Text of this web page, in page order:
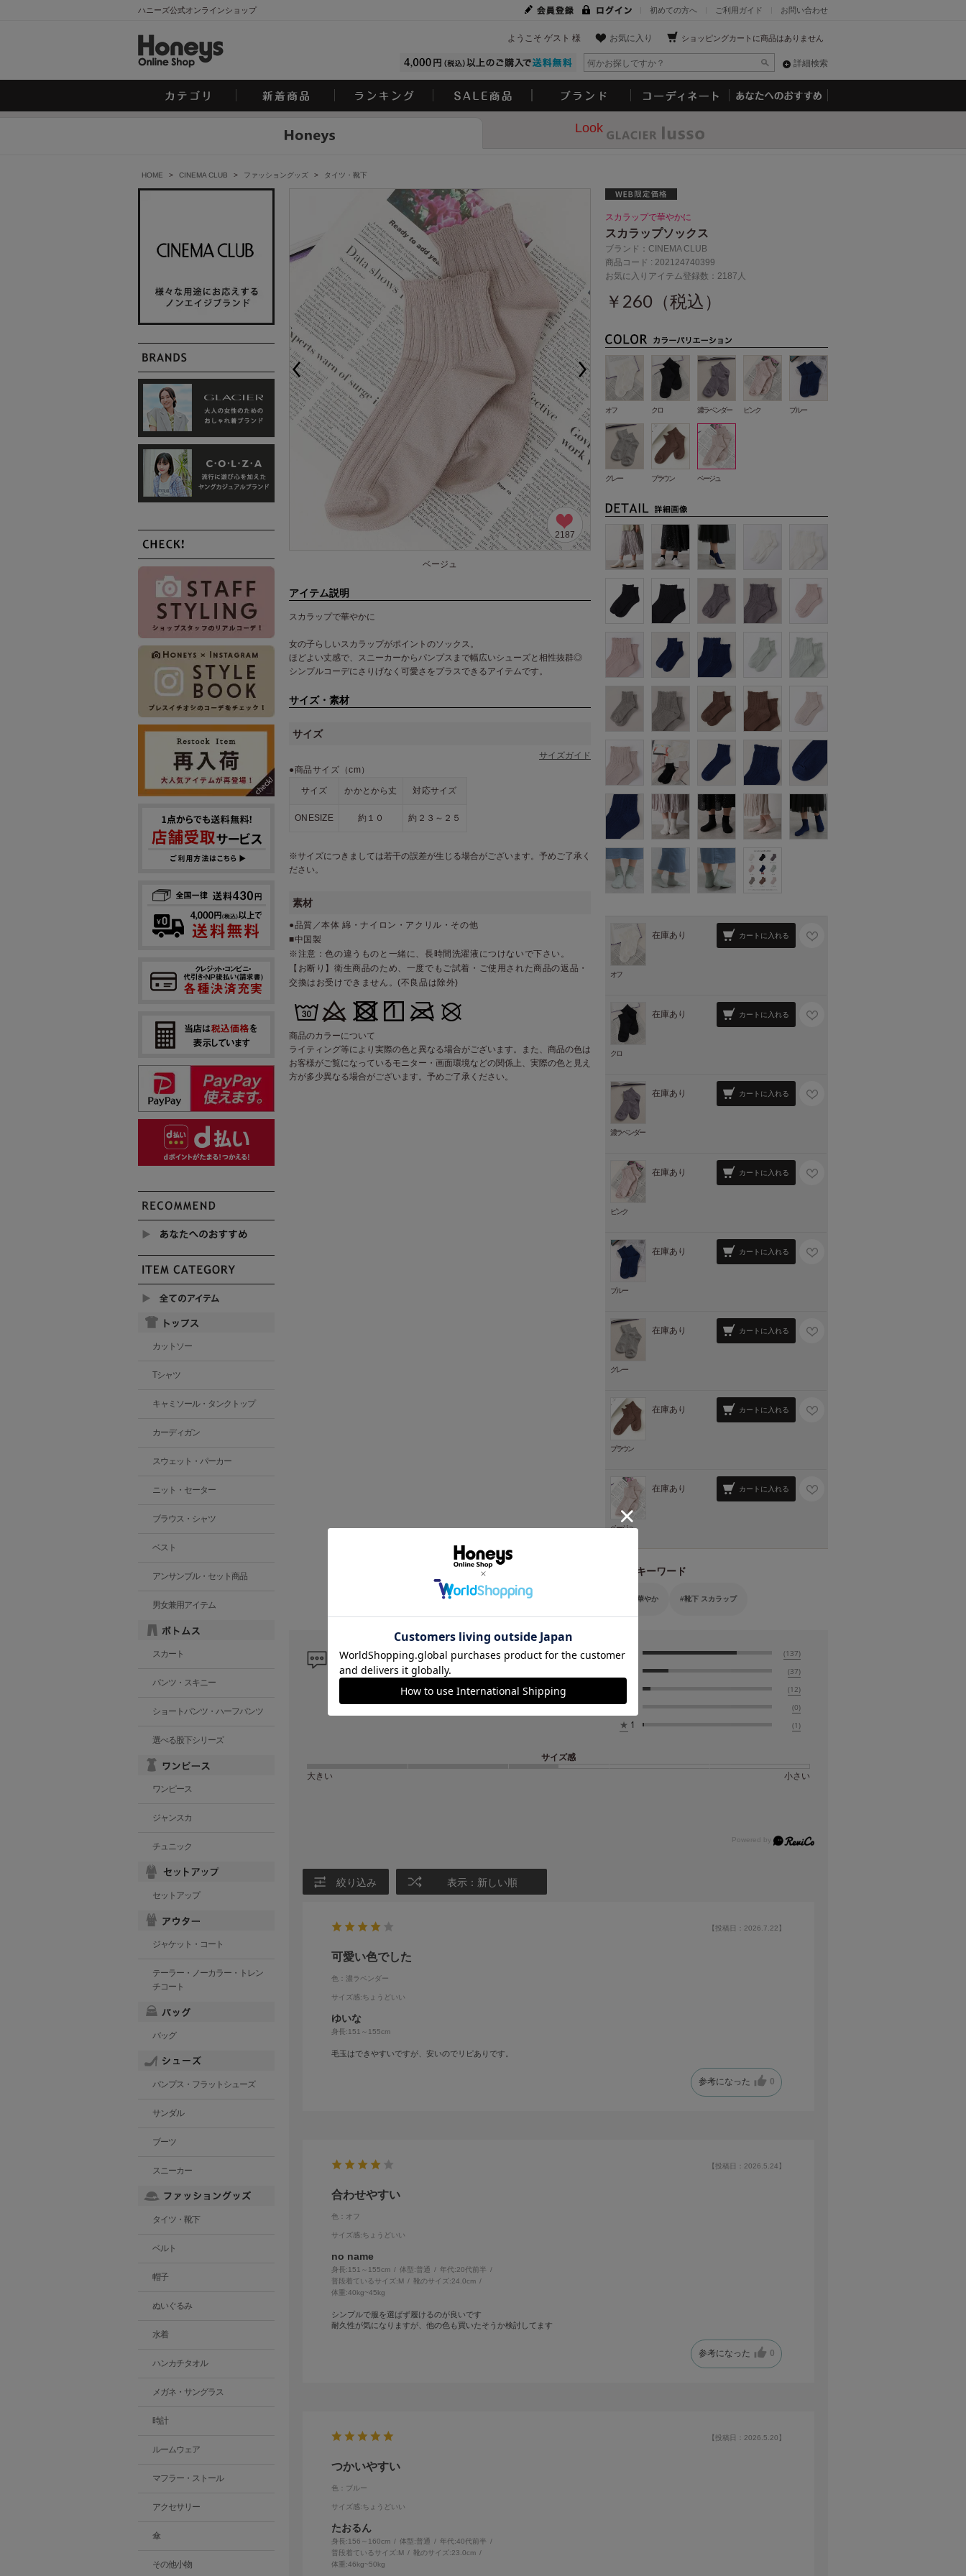
ハニーズ公式オンラインショップ お問い合わせ
ご利用ガイド
初めての方へ
ショッピングカートに商品はありません
お気に入り
ようこそ ゲスト 様
詳細検索
Look
HOME > CINEMA CLUB > ファッショングッズ > タイツ・靴下
2187
ベージュ
アイテム説明
スカラップで華やかに
女の子らしいスカラップがポイントのソックス。
ほどよい丈感で、スニーカーからパンプスまで幅広いシューズと相性抜群◎
シンプルコーデにさりげなく可愛さをプラスできるアイテムです。
サイズ・素材
サイズ
サイズガイド
●商品サイズ（cm）
サイズ かかとから丈 対応サイズ
ONESIZE 約１０ 約２３～２５
※サイズにつきましては若干の誤差が生じる場合がございます。予めご了承く
ださい。
素材
●品質／本体 綿・ナイロン・アクリル・その他
■中国製
※注意：色の違うものと一緒に、長時間洗濯液につけないで下さい。
【お断り】衛生商品のため、一度でもご試着・ご使用された商品の返品・
交換はお受けできません。(不良品は除外)
商品のカラーについて
ライティング等により実際の色と異なる場合がございます。また、商品の色は
お客様がご覧になっているモニター・画面環境などの関係上、実際の色と見え
方が多少異なる場合がございます。予めご了承ください。
スカラップで華やかに
スカラップソックス
ブランド： CINEMA CLUB
商品コード : 202124740399
お気に入りアイテム登録数：2187人
￥260（税込）
オフ クロ 濃ラベンダー ピンク ブルー
グレー ブラウン ベージュ
オフ
在庫あり カートに入れる
クロ
在庫あり カートに入れる
濃ラベンダー
在庫あり カートに入れる
ピンク
在庫あり カートに入れる
ブルー
在庫あり カートに入れる
グレー
在庫あり カートに入れる
ブラウン
在庫あり カートに入れる
ベージュ
在庫あり カートに入れる
関連キーワード
靴下 華やか 靴下 スカラップ
レビュー 4.7
レビュー件数：187件
★ (137)
(37)
(12)
★ (0)
★ 1 (1)
サイズ感
大きい
小さい
絞り込み 表示：新しい順
【投稿日：2026.7.22】
可愛い色でした
色：濃ラベンダー
サイズ感:ちょうどいい
ゆいな
身長:151～155cm
毛玉はできやすいですが、安いのでリピありです。
参考になった 0
【投稿日：2026.5.24】
合わせやすい
色：オフ
サイズ感:ちょうどいい
no name
身長:151～155cm 体型: 普通 年代:20代前半
普段着ているサイズ:M 靴のサイズ:24.0cm
体重:40kg~45kg
シンプルで服を選ばず履けるのが良いです
耐久性が気になりますが、他の色も買いたそうか検討してます
参考になった 0
【投稿日：2026.5.20】
つかいやすい
色：ブルー
サイズ感:ちょうどいい
たおるん
身長:156～160cm 体型: 普通 年代:40代前半
普段着ているサイズ:M 靴のサイズ:23.0cm
体重:46kg~50kg
カットソー
Tシャツ
キャミソール・タンクトップ
カーディガン
スウェット・パーカー
ニット・セーター
ブラウス・シャツ
ベスト
アンサンブル・セット商品
男女兼用アイテム
スカート
パンツ・スキニー
ショートパンツ・ハーフパンツ
選べる股下シリーズ
ワンピース
ジャンスカ
チュニック
セットアップ
ジャケット・コート
テーラー・ノーカラー・トレン
チコート
バッグ
パンプス・フラットシューズ
サンダル
ブーツ
スニーカー
タイツ・靴下
ベルト
帽子
ぬいぐるみ
水着
ハンカチタオル
メガネ・サングラス
時計
ルームウェア
マフラー・ストール
アクセサリー
傘
その他小物